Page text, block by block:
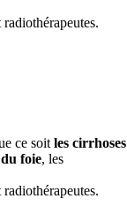
ce soit les cirrhoses
foie, les